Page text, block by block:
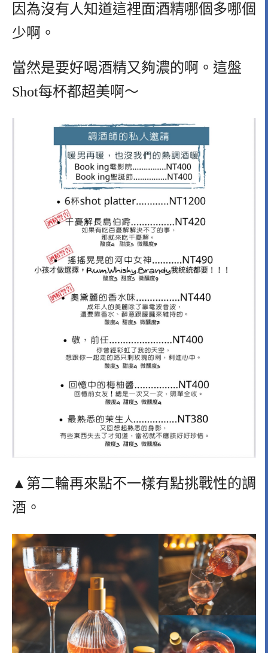
因為沒有人知道這裡面酒精哪個多哪個
少啊。
當然是要好喝酒精又夠濃的啊。這盤
Shot每杯都超美啊～
▲第二輪再來點不一樣有點挑戰性的調
酒。